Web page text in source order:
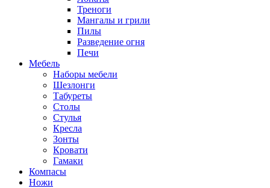
Треноги
Мангалы и грили
Пилы
Разведение огня
Печи
Мебель
Наборы мебели
Шезлонги
Табуреты
Столы
Стулья
Кресла
Зонты
Кровати
Гамаки
Компасы
Ножи